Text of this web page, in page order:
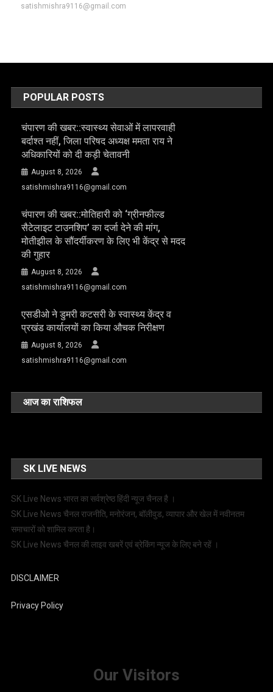
satishmishra9116@gmail.com
POPULAR POSTS
चंपारण की खबर::स्वास्थ्य सेवाओं में लापरवाही
बर्दाश्त नहीं, जिला परिषद अध्यक्ष ममता राय ने
अधिकारियों को दी कड़ी चेतावनी
August 8, 2026
satishmishra9116@gmail.com
चंपारण की खबर::मोतिहारी को ‘ग्रीनफील्ड
सैटेलाइट टाउनशिप’ का दर्जा देने की मांग,
मोतीझील के सौंदर्यीकरण के लिए भी केंद्र से मदद
की गुहार
August 8, 2026
satishmishra9116@gmail.com
एसडीओ ने डुमरी कटसरी के स्वास्थ्य केंद्र व
प्रखंड कार्यालयों का किया औचक निरीक्षण
August 8, 2026
satishmishra9116@gmail.com
आज का राशिफल
SK LIVE NEWS
SK Live News भारत का सर्वश्रेष्ठ हिंदी न्‍यूज चैनल है ।
SK Live News चैनल राजनीति, मनोरंजन, बॉलीवुड, व्यापार और खेल में नवीनतम
समाचारों को शामिल करता है।
SK Live News चैनल की लाइव खबरें एवं ब्रेकिंग न्यूज के लिए बने रहें ।
DISCLAIMER
Privacy Policy
Our Visitors